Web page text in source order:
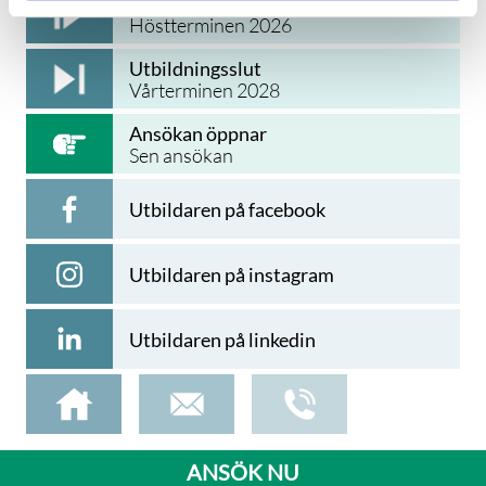
personal med videokompetens.
Digitaliseringen, övergången till
streaming och webbplattformar samt
den ökade mängden innehåll har skapat
en brist på kvalificerade yrkespersoner
inom området.
Höstterminen 2026
Utbildningsslut
Vårterminen 2028
Ansökan öppnar
Sen ansökan
Utbildaren på facebook
Utbildaren på instagram
Utbildaren på linkedin
ANSÖK NU